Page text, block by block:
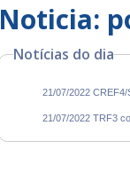
Noticia:
Notícias do dia
21/07/2022
21/07/2022 TRF3